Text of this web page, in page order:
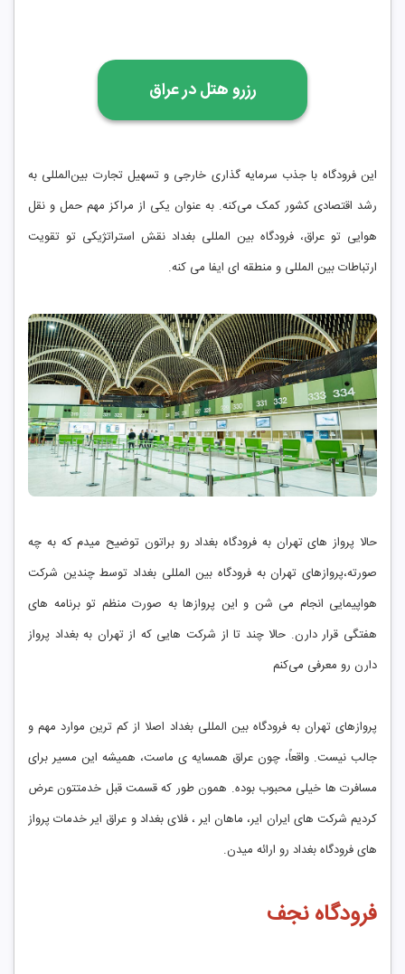
رزرو هتل در عراق
این فرودگاه با جذب سرمایه‌ گذاری خارجی و تسهیل تجارت بین‌المللی به
رشد اقتصادی کشور کمک می‌کنه. به عنوان یکی از مراکز مهم حمل و نقل
هوایی تو عراق، فرودگاه بین ‌المللی بغداد نقش استراتژیکی تو تقویت
ارتباطات بین ‌المللی و منطقه ‌ای ایفا می ‌کنه.
حالا پرواز های تهران به فرودگاه بغداد رو براتون توضیح میدم که به چه
صورته،پروازهای تهران به فرودگاه بین ‌المللی بغداد توسط چندین شرکت
هواپیمایی انجام می ‌شن و این پروازها به صورت منظم تو برنامه‌ های
هفتگی قرار دارن. حالا چند تا از شرکت ‌هایی که از تهران به بغداد پرواز
دارن رو معرفی می‌کنم
پروازهای تهران به فرودگاه بین‌ المللی بغداد اصلا از کم ‌ترین موارد مهم و
جالب نیست. واقعاً، چون عراق همسایه ‌ی ماست، همیشه این مسیر برای
مسافرت ‌ها خیلی محبوب بوده. همون طور که قسمت قبل خدمتتون عرض
کردیم شرکت های ایران ایر، ماهان ایر ، فلای بغداد و عراق ایر خدمات پرواز
های فرودگاه بغداد رو ارائه میدن.
فرودگاه نجف